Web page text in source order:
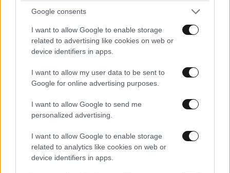
Google consents
I want to allow Google to enable storage
related to advertising like cookies on web or
device identifiers in apps.
I want to allow my user data to be sent to
Google for online advertising purposes.
I want to allow Google to send me
personalized advertising.
I want to allow Google to enable storage
related to analytics like cookies on web or
device identifiers in apps.
LIFESTYLE 06·08·2026 18:51